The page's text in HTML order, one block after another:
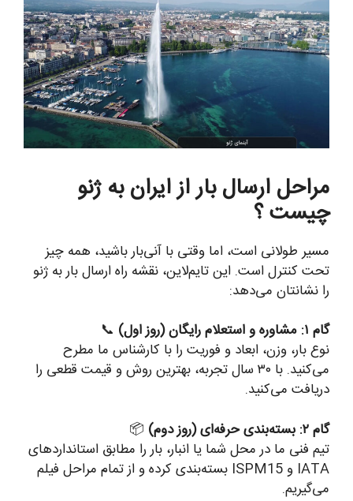
مراحل ارسال بار از ایران به ژنو
چیست ؟
مسیر طولانی است، اما وقتی با آنی‌بار باشید، همه چیز
تحت کنترل است. این تایم‌لاین، نقشه راه ارسال بار به ژنو
را نشانتان می‌دهد:
گام ۱: مشاوره و استعلام رایگان (روز اول)
📞
نوع بار، وزن، ابعاد و فوریت را با کارشناس ما مطرح
می‌کنید. با ۳۰ سال تجربه، بهترین روش و قیمت قطعی را
دریافت می‌کنید.
گام ۲: بسته‌بندی حرفه‌ای (روز دوم)
📦
تیم فنی ما در محل شما یا انبار، بار را مطابق استانداردهای
IATA و ISPM15 بسته‌بندی کرده و از تمام مراحل فیلم
می‌گیریم.